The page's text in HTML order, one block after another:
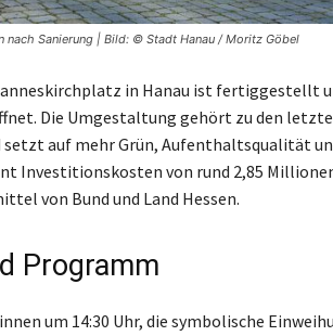
nach Sanierung | Bild: © Stadt Hanau / Moritz Göbel
in Hanau ist fertiggestellt
Die Umgestaltung gehört zu den
auf mehr Grün, Aufenthaltsqualität
Investitionskosten von rund 2,85
von Bund und Land Hessen.
Programm
um 14:30 Uhr, die symbolische